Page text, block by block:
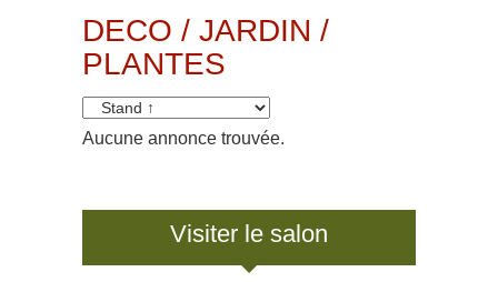
DECO / JARDIN /
PLANTES
Aucune annonce trouvée.
Visiter le salon